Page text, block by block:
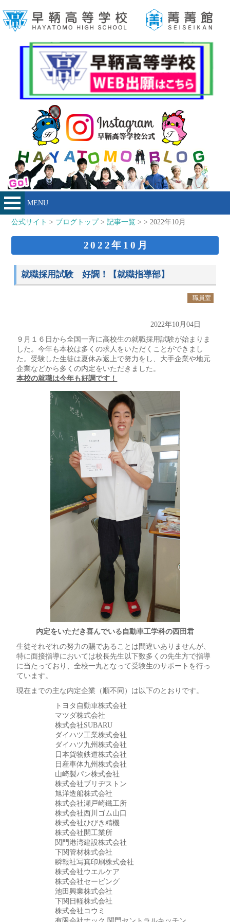
MENU
公式サイト > ブログトップ>記事一覧 > > 2022年10月
2022年10月
就職採用試験 好調！【就職指導部】
職員室
2022年10月04日
９月１６日から全国一斉に高校生の就職採用試験が始まりま
した。今年も本校は多くの求人をいただくことができまし
た。受験した生徒は夏休み返上で努力をし、大手企業や地元
企業などから多くの内定をいただきました。
本校の就職は今年も好調です！
内定をいただき喜んでいる自動車工学科の西田君
生徒それぞれの努力の賜であることは間違いありませんが、
特に面接指導においては校長先生以下数多くの先生方で指導
に当たっており、全校一丸となって受験生のサポートを行っ
ています。
現在までの主な内定企業（順不同）は以下のとおりです。
トヨタ自動車株式会社
マツダ株式会社
株式会社SUBARU
ダイハツ工業株式会社
ダイハツ九州株式会社
日本貨物鉄道株式会社
日産車体九州株式会社
山崎製パン株式会社
株式会社ブリヂストン
旭洋造船株式会社
株式会社瀬戸崎鐵工所
株式会社西川ゴム山口
株式会社ひびき精機
株式会社開工業所
関門港湾建設株式会社
下関管材株式会社
瞬報社写真印刷株式会社
株式会社ウエルケア
株式会社セービング
池田興業株式会社
下関日軽株式会社
株式会社コウミ